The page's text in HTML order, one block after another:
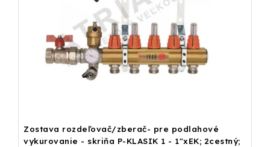
Zostava rozdeľovač/zberač- pre podlahové
vykurovanie - skriňa P-KLASIK 1 - 1"xEK; 2cestný;